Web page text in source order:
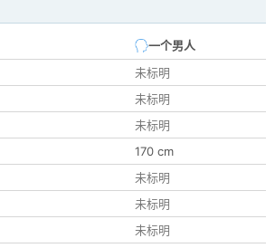
一个男人
未标明
未标明
未标明
170 cm
未标明
未标明
未标明